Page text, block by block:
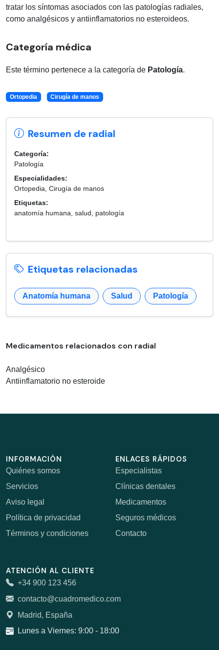
tratar los síntomas asociados con las patologías radiales,
como analgésicos y antiinflamatorios no esteroideos.
Categoría médica
Este término pertenece a la categoría de Patología.
Ortopedia Cirugía de manos
Resumen de radial
Categoría:
Patología
Especialidades:
Ortopedia, Cirugía de manos
Etiquetas:
anatomía humana, salud, patología
Etiquetas relacionadas
Anatomía humana Salud Patología
Medicamentos relacionados con radial
Analgésico
Antiinflamatorio no esteroide
INFORMACIÓN
Quiénes somos
Servicios
Aviso legal
Política de privacidad
Términos y condiciones
ENLACES RÁPIDOS
Especialistas
Clínicas dentales
Medicamentos
Seguros médicos
Contacto
ATENCIÓN AL CLIENTE
+34 900 123 456
contacto@cuadromedico.com
Madrid, España
Lunes a Viernes: 9:00 - 18:00